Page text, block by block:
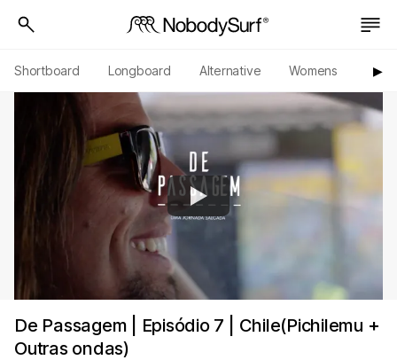
Shortboard Longboard Alternative Womens ▶︎
De Passagem | Episódio 7 | Chile(Pichilemu +
Outras ondas)